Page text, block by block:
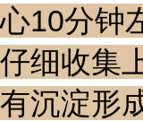
心10分钟
仔细收集
有沉淀形